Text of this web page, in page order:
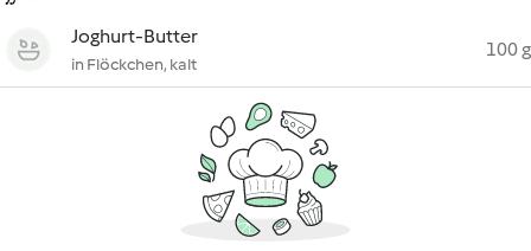
Joghurt-Butter
in Flöckchen, kalt
100 g